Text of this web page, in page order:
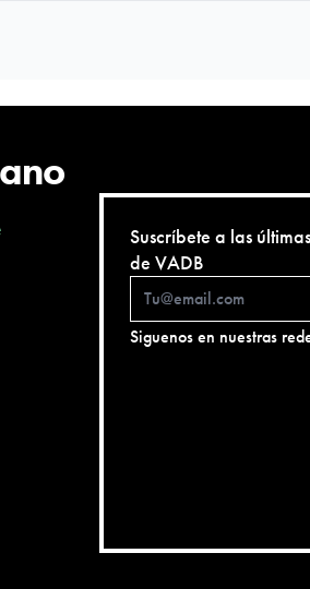
Suscríbete a las
de VADB
Siguenos en nuestras